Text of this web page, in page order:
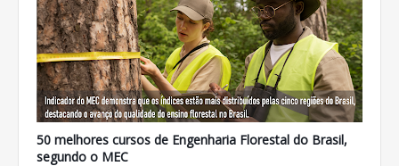
50 melhores cursos de Engenharia Florestal do Brasil,
segundo o MEC